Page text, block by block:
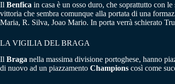
Il Benfica in casa è un osso duro, che soprattutto con
vittoria che sembra comunque alla portata di una
Maria, R. Silva, Joao Mario. In porta verrà schierato
LA VIGILIA DEL BRAGA
Il Braga nella massima divisione portoghese, hanno
di nuovo ad un piazzamento Champions così come